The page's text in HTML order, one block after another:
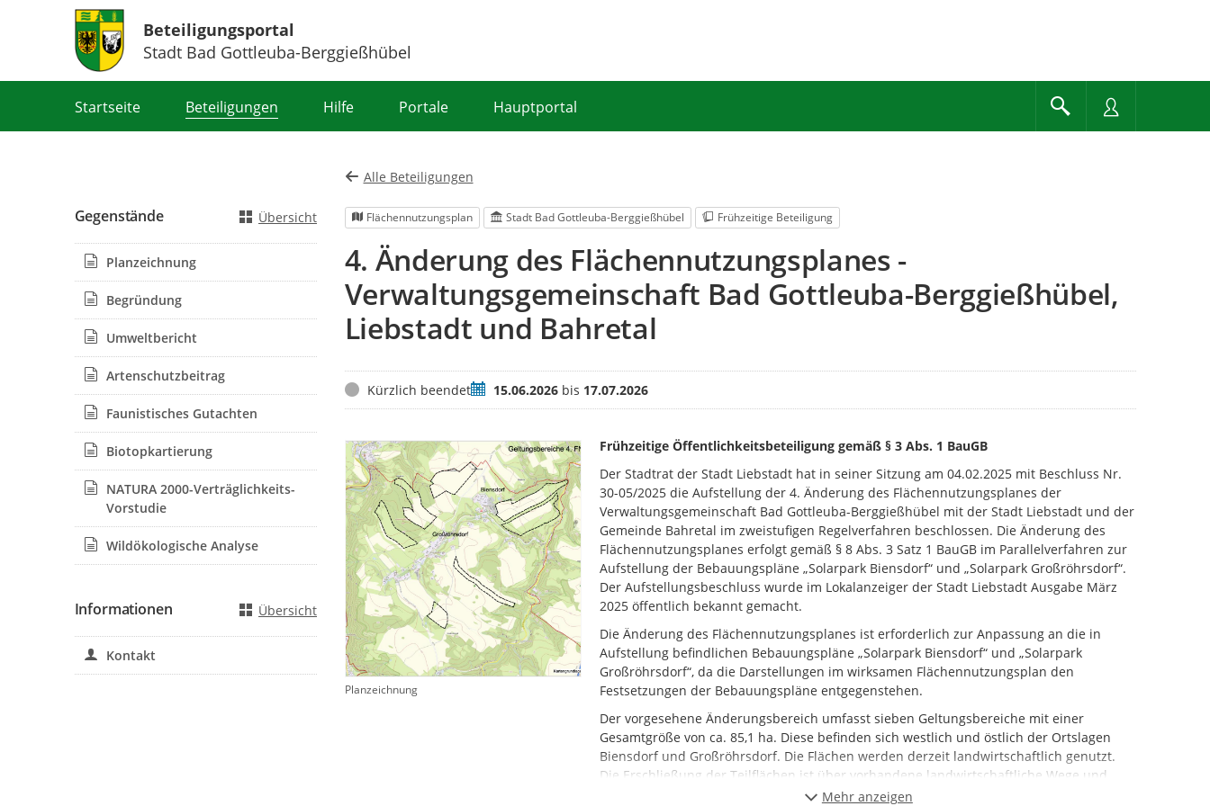
Beteiligungsportal
Stadt Bad Gottleuba-Berggießhübel
Startseite Beteiligungen Hilfe Portale Hauptportal
Alle Beteiligungen
Flächennutzungsplan Stadt Bad Gottleuba-Berggießhübel Frühzeitige Beteiligung
4. Änderung des Flächennutzungsplanes -
Verwaltungsgemeinschaft Bad Gottleuba-Berggießhübel,
Liebstadt und Bahretal
StatusKürzlich beendetZeitraum
15.06.2026bis 17.07.2026
Planzeichnung
Frühzeitige Öffentlichkeitsbeteiligung gemäß § 3 Abs. 1 BauGB
Der Stadtrat der Stadt Liebstadt hat in seiner Sitzung am 04.02.2025 mit Beschluss Nr.
30-05/2025 die Aufstellung der 4. Änderung des Flächennutzungsplanes der
Verwaltungsgemeinschaft Bad Gottleuba-Berggießhübel mit der Stadt Liebstadt und der
Gemeinde Bahretal im zweistufigen Regelverfahren beschlossen. Die Änderung des
Flächennutzungsplanes erfolgt gemäß § 8 Abs. 3 Satz 1 BauGB im Parallelverfahren zur
Aufstellung der Bebauungspläne „Solarpark Biensdorf“ und „Solarpark Großröhrsdorf“.
Der Aufstellungsbeschluss wurde im Lokalanzeiger der Stadt Liebstadt Ausgabe März
2025 öffentlich bekannt gemacht.
Die Änderung des Flächennutzungsplanes ist erforderlich zur Anpassung an die in
Aufstellung befindlichen Bebauungspläne „Solarpark Biensdorf“ und „Solarpark
Großröhrsdorf“, da die Darstellungen im wirksamen Flächennutzungsplan den
Festsetzungen der Bebauungspläne entgegenstehen.
Der vorgesehene Änderungsbereich umfasst sieben Geltungsbereiche mit einer
Gesamtgröße von ca. 85,1 ha. Diese befinden sich westlich und östlich der Ortslagen
Biensdorf und Großröhrsdorf. Die Flächen werden derzeit landwirtschaftlich genutzt.
Die Erschließung der Teilflächen ist über vorhandene landwirtschaftliche Wege und
Mehr anzeigen
Gegenstände Übersicht
Planzeichnung
Begründung
Umweltbericht
Artenschutzbeitrag
Faunistisches Gutachten
Biotopkartierung
NATURA 2000-Verträglichkeits-
Vorstudie
Wildökologische Analyse
Informationen Übersicht
Kontakt